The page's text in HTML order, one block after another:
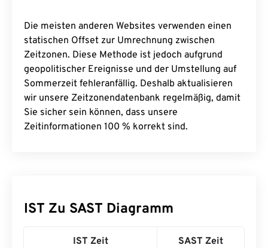
Die meisten anderen Websites verwenden einen
statischen Offset zur Umrechnung zwischen
Zeitzonen. Diese Methode ist jedoch aufgrund
geopolitischer Ereignisse und der Umstellung auf
Sommerzeit fehleranfällig. Deshalb aktualisieren
wir unsere Zeitzonendatenbank regelmäßig, damit
Sie sicher sein können, dass unsere
Zeitinformationen 100 % korrekt sind.
IST Zu SAST Diagramm
IST Zeit SAST Zeit